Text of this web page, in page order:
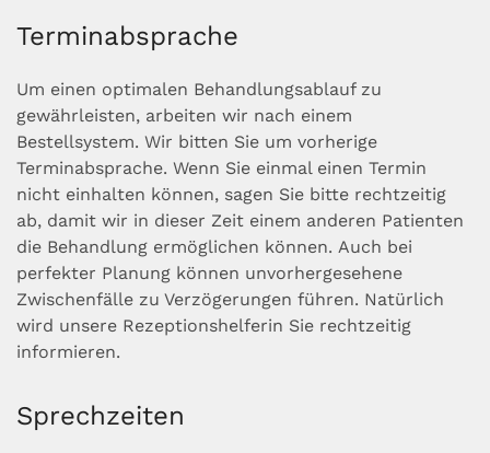
Terminabsprache
Um einen optimalen Behandlungsablauf zu
gewährleisten, arbeiten wir nach einem
Bestellsystem. Wir bitten Sie um vorherige
Terminabsprache. Wenn Sie einmal einen Termin
nicht einhalten können, sagen Sie bitte rechtzeitig
ab, damit wir in dieser Zeit einem anderen Patienten
die Behandlung ermöglichen können. Auch bei
perfekter Planung können unvorhergesehene
Zwischenfälle zu Verzögerungen führen. Natürlich
wird unsere Rezeptionshelferin Sie rechtzeitig
informieren.
Sprechzeiten